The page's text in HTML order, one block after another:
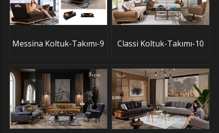
Messina Koltuk-Takımı-9 Classi Koltuk-Takımı-10